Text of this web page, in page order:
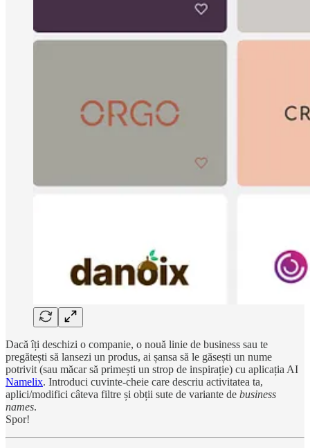
Dacă îți deschizi o companie, o nouă linie de business sau te
pregătești să lansezi un produs, ai șansa să le găsești un nume
potrivit (sau măcar să primești un strop de inspirație) cu aplicația AI
Namelix. Introduci cuvinte-cheie care descriu activitatea ta,
aplici/modifici câteva filtre și obții sute de variante de business
names.
Spor!